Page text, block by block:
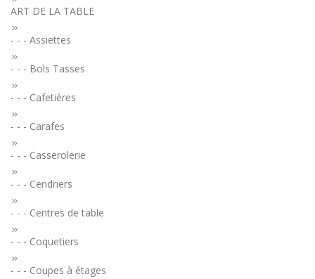
ART DE LA TABLE
- - - Assiettes
- - - Bols Tasses
- - - Cafetières
- - - Carafes
- - - Casserolerie
- - - Cendriers
- - - Centres de table
- - - Coquetiers
- - - Coupes à étages